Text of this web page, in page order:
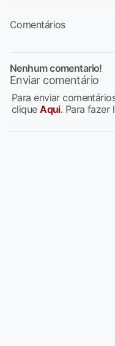
Comentários
Nenhum comentario!
Enviar comentário
Para enviar
cliqueAqui. Para fazer